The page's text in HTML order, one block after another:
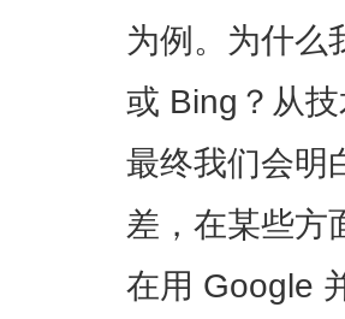
为例。为什么
或 Bing？从
最终我们会明
差，在某些方
在用 Google